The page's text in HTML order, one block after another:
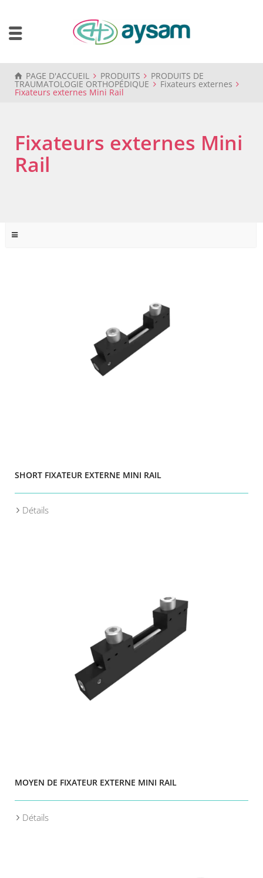
PAGE D'ACCUEIL PRODUITS PRODUITS DE
TRAUMATOLOGIE ORTHOPÉDIQUE Fixateurs externes
Fixateurs externes Mini Rail
Fixateurs externes Mini
Rail
SHORT FIXATEUR EXTERNE MINI RAIL
Détails
MOYEN DE FIXATEUR EXTERNE MINI RAIL
Détails